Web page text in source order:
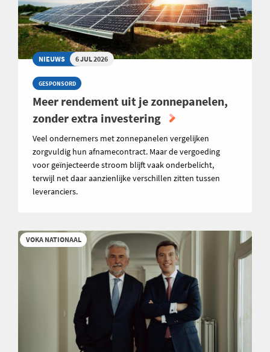
NIEUWS 6 JUL 2026
GESPONSORD
Meer rendement uit je zonnepanelen,
zonder extra investering
Veel ondernemers met zonnepanelen vergelijken
zorgvuldig hun afnamecontract. Maar de vergoeding
voor geïnjecteerde stroom blijft vaak onderbelicht,
terwijl net daar aanzienlijke verschillen zitten tussen
leveranciers.
VOKA NATIONAAL